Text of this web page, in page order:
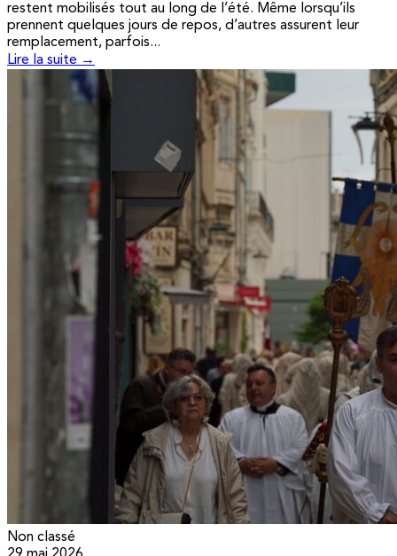
restent mobilisés tout au long de l’été. Même lorsqu’ils
prennent quelques jours de repos, d’autres assurent leur
remplacement, parfois...
Lire la suite →
Non classé